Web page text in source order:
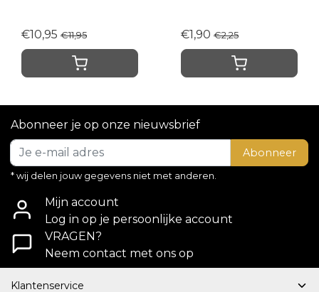
€10,95 €11,95 €1,90 €2,25
Abonneer je op onze nieuwsbrief
Abonneer
* wij delen jouw gegevens niet met anderen.
Mijn account
Log in op je persoonlijke account
VRAGEN?
Neem contact met ons op
Klantenservice